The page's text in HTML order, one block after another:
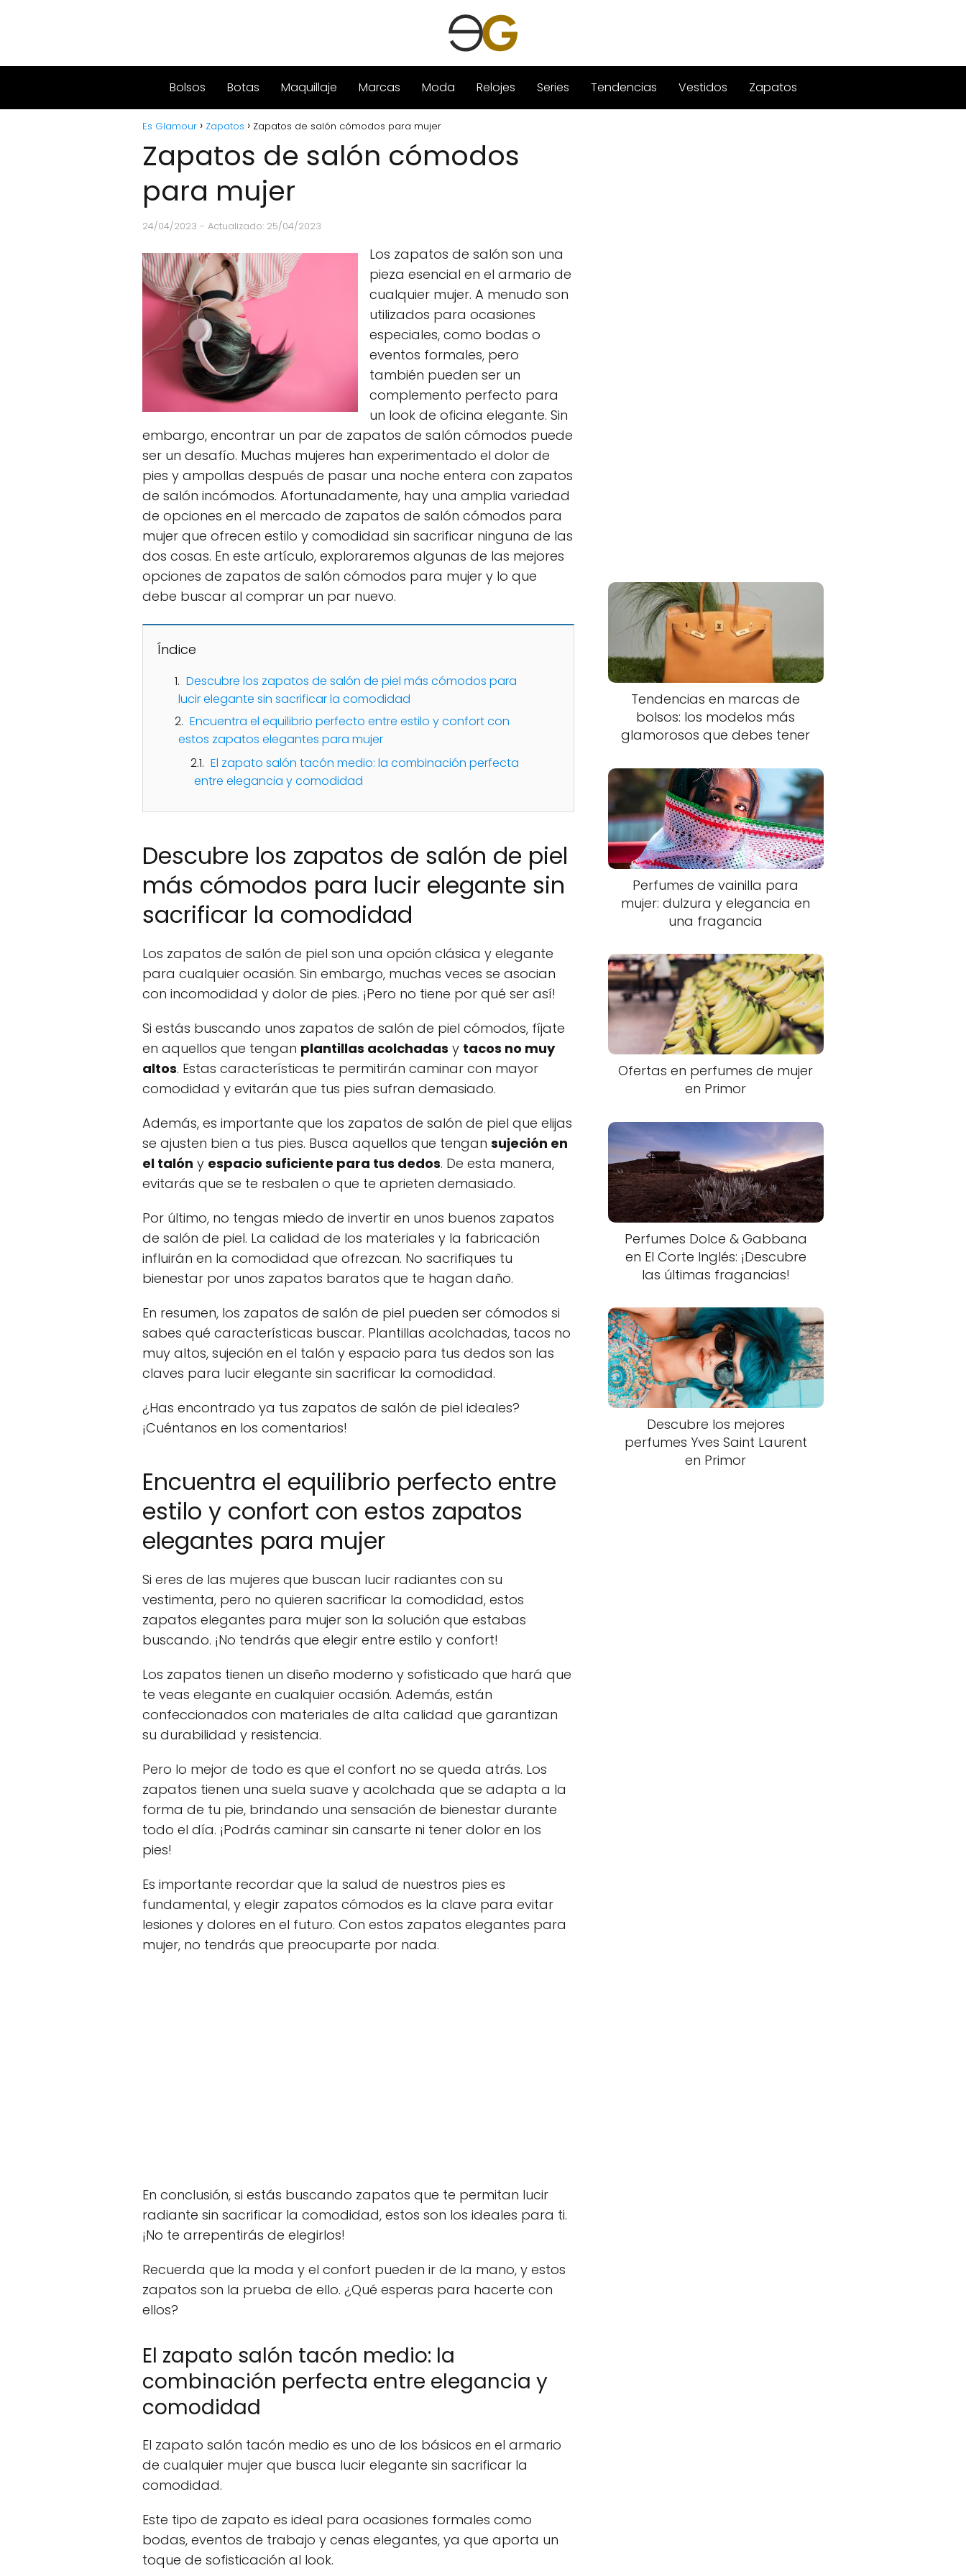
Bolsos Botas Maquillaje Marcas Moda Relojes Series Tendencias Vestidos Zapatos
Es Glamour Zapatos Zapatos de salón cómodos para mujer
Zapatos de salón cómodos
para mujer
24/04/2023 - Actualizado: 25/04/2023
Los zapatos de salón son una
pieza esencial en el armario de
cualquier mujer. A menudo son
utilizados para ocasiones
especiales, como bodas o
eventos formales, pero
también pueden ser un
complemento perfecto para
un look de oficina elegante. Sin
embargo, encontrar un par de zapatos de salón cómodos puede
ser un desafío. Muchas mujeres han experimentado el dolor de
pies y ampollas después de pasar una noche entera con zapatos
de salón incómodos. Afortunadamente, hay una amplia variedad
de opciones en el mercado de zapatos de salón cómodos para
mujer que ofrecen estilo y comodidad sin sacrificar ninguna de las
dos cosas. En este artículo, exploraremos algunas de las mejores
opciones de zapatos de salón cómodos para mujer y lo que
debe buscar al comprar un par nuevo.
Índice
Descubre los zapatos de salón de piel más cómodos para
lucir elegante sin sacrificar la comodidad
Encuentra el equilibrio perfecto entre estilo y confort con
estos zapatos elegantes para mujer
El zapato salón tacón medio: la combinación perfecta
entre elegancia y comodidad
Descubre los zapatos de salón de piel
más cómodos para lucir elegante sin
sacrificar la comodidad
Los zapatos de salón de piel son una opción clásica y elegante
para cualquier ocasión. Sin embargo, muchas veces se asocian
con incomodidad y dolor de pies. ¡Pero no tiene por qué ser así!
Si estás buscando unos zapatos de salón de piel cómodos, fíjate
en aquellos que tengan plantillas acolchadas y tacos no muy
altos. Estas características te permitirán caminar con mayor
comodidad y evitarán que tus pies sufran demasiado.
Además, es importante que los zapatos de salón de piel que elijas
se ajusten bien a tus pies. Busca aquellos que tengan sujeción en
el talón y espacio suficiente para tus dedos. De esta manera,
evitarás que se te resbalen o que te aprieten demasiado.
Por último, no tengas miedo de invertir en unos buenos zapatos
de salón de piel. La calidad de los materiales y la fabricación
influirán en la comodidad que ofrezcan. No sacrifiques tu
bienestar por unos zapatos baratos que te hagan daño.
En resumen, los zapatos de salón de piel pueden ser cómodos si
sabes qué características buscar. Plantillas acolchadas, tacos no
muy altos, sujeción en el talón y espacio para tus dedos son las
claves para lucir elegante sin sacrificar la comodidad.
¿Has encontrado ya tus zapatos de salón de piel ideales?
¡Cuéntanos en los comentarios!
Encuentra el equilibrio perfecto entre
estilo y confort con estos zapatos
elegantes para mujer
Si eres de las mujeres que buscan lucir radiantes con su
vestimenta, pero no quieren sacrificar la comodidad, estos
zapatos elegantes para mujer son la solución que estabas
buscando. ¡No tendrás que elegir entre estilo y confort!
Los zapatos tienen un diseño moderno y sofisticado que hará que
te veas elegante en cualquier ocasión. Además, están
confeccionados con materiales de alta calidad que garantizan
su durabilidad y resistencia.
Pero lo mejor de todo es que el confort no se queda atrás. Los
zapatos tienen una suela suave y acolchada que se adapta a la
forma de tu pie, brindando una sensación de bienestar durante
todo el día. ¡Podrás caminar sin cansarte ni tener dolor en los
pies!
Es importante recordar que la salud de nuestros pies es
fundamental, y elegir zapatos cómodos es la clave para evitar
lesiones y dolores en el futuro. Con estos zapatos elegantes para
mujer, no tendrás que preocuparte por nada.
En conclusión, si estás buscando zapatos que te permitan lucir
radiante sin sacrificar la comodidad, estos son los ideales para ti.
¡No te arrepentirás de elegirlos!
Recuerda que la moda y el confort pueden ir de la mano, y estos
zapatos son la prueba de ello. ¿Qué esperas para hacerte con
ellos?
El zapato salón tacón medio: la
combinación perfecta entre elegancia y
comodidad
El zapato salón tacón medio es uno de los básicos en el armario
de cualquier mujer que busca lucir elegante sin sacrificar la
comodidad.
Este tipo de zapato es ideal para ocasiones formales como
bodas, eventos de trabajo y cenas elegantes, ya que aporta un
toque de sofisticación al look.
Tendencias en marcas de
bolsos: los modelos más
glamorosos que debes tener
Perfumes de vainilla para
mujer: dulzura y elegancia en
una fragancia
Ofertas en perfumes de mujer
en Primor
Perfumes Dolce & Gabbana
en El Corte Inglés: ¡Descubre
las últimas fragancias!
Descubre los mejores
perfumes Yves Saint Laurent
en Primor